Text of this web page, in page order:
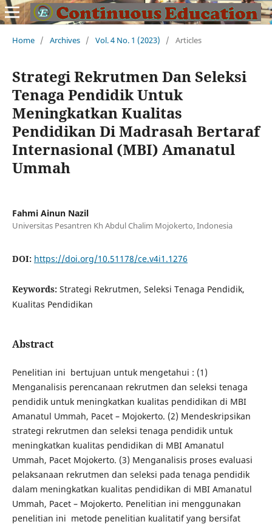
Home / Archives / Vol. 4 No. 1 (2023) / Articles
Strategi Rekrutmen Dan Seleksi
Tenaga Pendidik Untuk
Meningkatkan Kualitas
Pendidikan Di Madrasah Bertaraf
Internasional (MBI) Amanatul
Ummah
Fahmi Ainun Nazil
Universitas Pesantren Kh Abdul Chalim Mojokerto, Indonesia
DOI: https://doi.org/10.51178/ce.v4i1.1276
Keywords: Strategi Rekrutmen, Seleksi Tenaga Pendidik,
Kualitas Pendidikan
Abstract
Penelitian ini bertujuan untuk mengetahui : (1)
Menganalisis perencanaan rekrutmen dan seleksi tenaga
pendidik untuk meningkatkan kualitas pendidikan di MBI
Amanatul Ummah, Pacet – Mojokerto. (2) Mendeskripsikan
strategi rekrutmen dan seleksi tenaga pendidik untuk
meningkatkan kualitas pendidikan di MBI Amanatul
Ummah, Pacet Mojokerto. (3) Menganalisis proses evaluasi
pelaksanaan rekrutmen dan seleksi pada tenaga pendidik
dalam meningkatkan kualitas pendidikan di MBI Amanatul
Ummah, Pacet – Mojokerto. Penelitian ini menggunakan
penelitian ini metode penelitian kualitatif yang bersifat